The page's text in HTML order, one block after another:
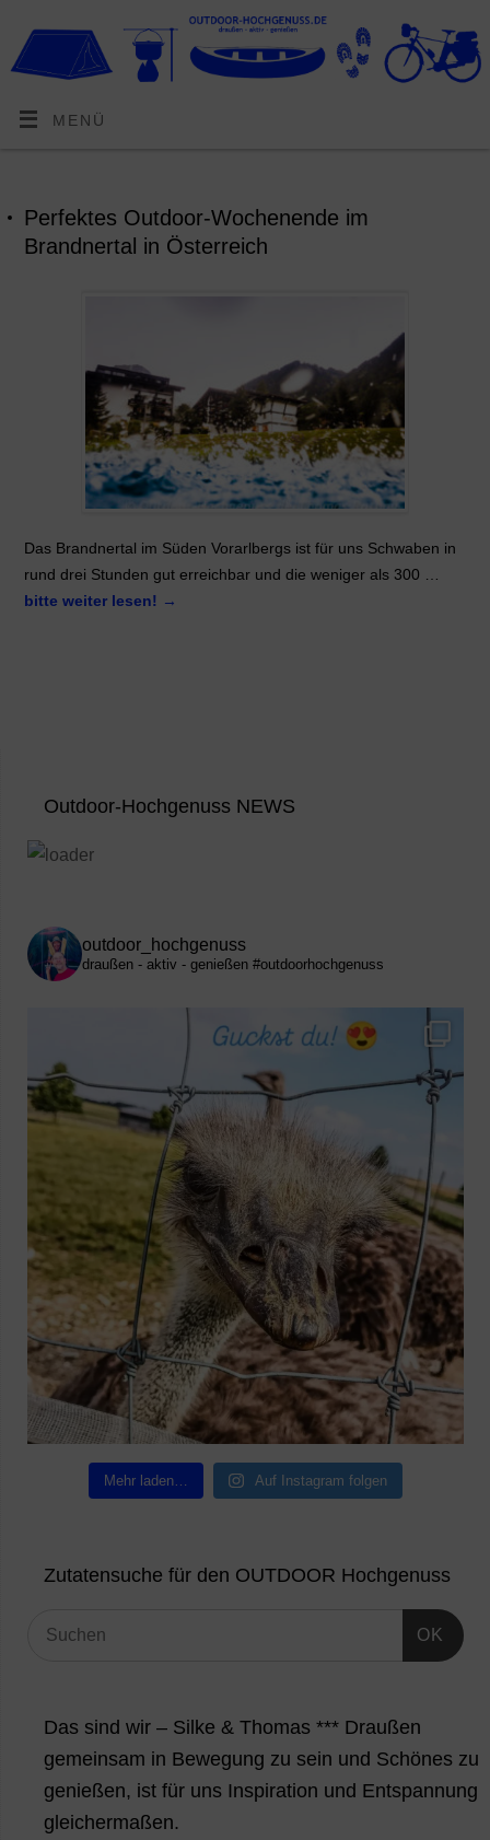
MENÜ
Perfektes Outdoor-Wochenende im
Brandnertal in Österreich
Das Brandnertal im Süden Vorarlbergs ist für uns Schwaben in
rund drei Stunden gut erreichbar und die weniger als 300 …
bitte weiter lesen! →
Outdoor-Hochgenuss NEWS
outdoor_hochgenuss
draußen - aktiv - genießen #outdoorhochgenuss
Mehr laden… Auf Instagram folgen
Zutatensuche für den OUTDOOR Hochgenuss
OK
Das sind wir – Silke & Thomas *** Draußen
gemeinsam in Bewegung zu sein und Schönes zu
genießen, ist für uns Inspiration und Entspannung
gleichermaßen.